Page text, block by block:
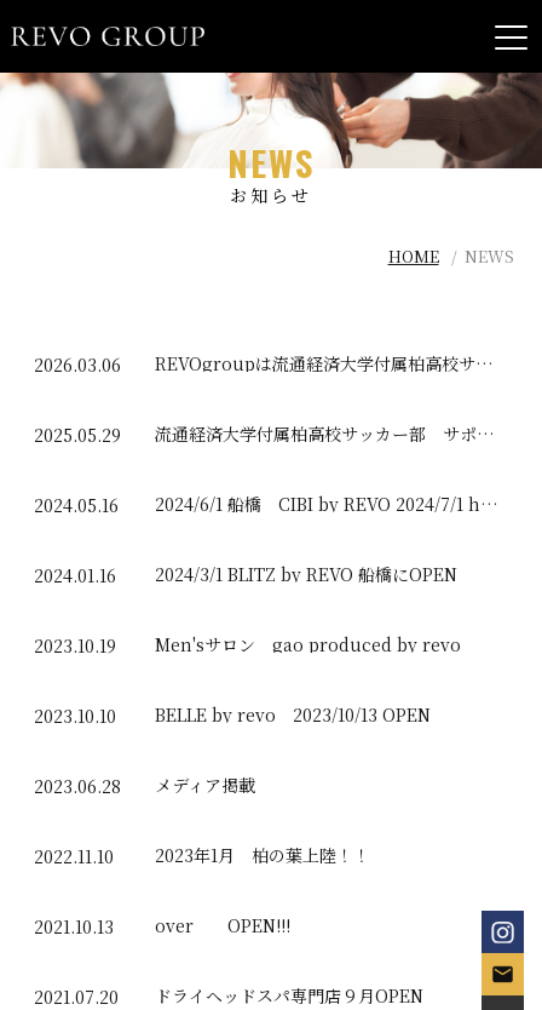
NEWS
お知らせ
HOME NEWS
2026.03.06 REVOgroupは流通経済大学付属柏高校サッカー部を応援してます。
2025.05.29 流通経済大学付属柏高校サッカー部 サポート応援
2024.05.16 2024/6/1 船橋 CIBI by REVO 2024/7/1 hyonmyon rise by revo OPEN
2024.01.16 2024/3/1 BLITZ by REVO 船橋にOPEN
2023.10.19 Men'sサロン gao produced by revo
2023.10.10 BELLE by revo 2023/10/13 OPEN
2023.06.28 メディア掲載
2022.11.10 2023年1月 柏の葉上陸！！
2021.10.13 over OPEN!!!
2021.07.20 ドライヘッドスパ専門店９月OPEN